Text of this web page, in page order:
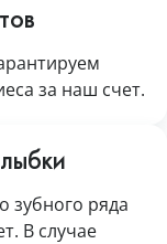
за наш счет.
зубного ряда
В случае